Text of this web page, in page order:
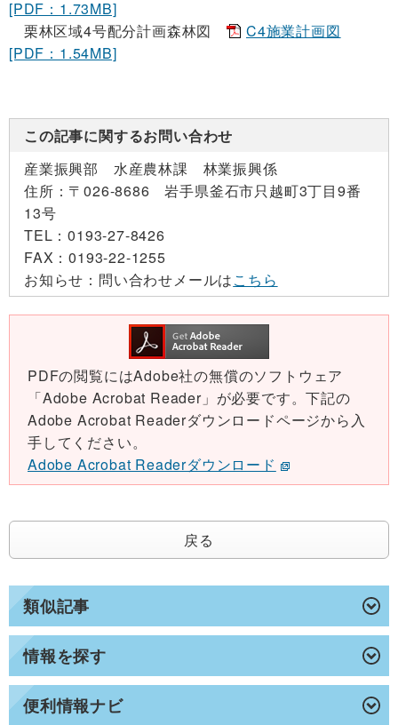
類似記事
情報を探す
便利情報ナビ
[PDF：1.73MB]
栗林区域4号配分計画森林図
C4施業計画図
[PDF：1.54MB]
この記事に関するお問い合わせ
産業振興部 水産農林課 林業振興係
住所： 〒026-8686 岩手県釜石市只越町3丁目9番
13号
TEL：0193-27-8426
FAX：0193-22-1255
お知らせ： 問い合わせメールはこちら
PDFの閲覧にはAdobe社の無償のソフトウェア
「Adobe Acrobat Reader」が必要です。下記の
Adobe Acrobat Readerダウンロードページから入
手してください。
Adobe Acrobat Readerダウンロード
戻る